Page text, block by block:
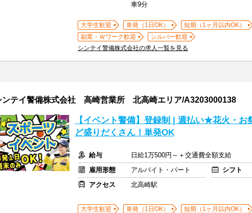
車9分
大学生歓迎 単発（1日OK）
短期（1ヶ月以内OK）
副業・Ｗワーク歓迎
シルバー歓迎
シンテイ警備株式会社の求人一覧を見る
ンテイ警備株式会社 高崎営業所 北高崎エリア/A3203000138
【イベント警備】登録制 | 週払い★花火・お
ど盛りだくさん！単発OK
給与
日給1万500円～＋交通費全額支給
雇用形態
アルバイト・パート シフト
アクセス
北高崎駅
大学生歓迎 単発（1日OK）
短期（1ヶ月以内OK）